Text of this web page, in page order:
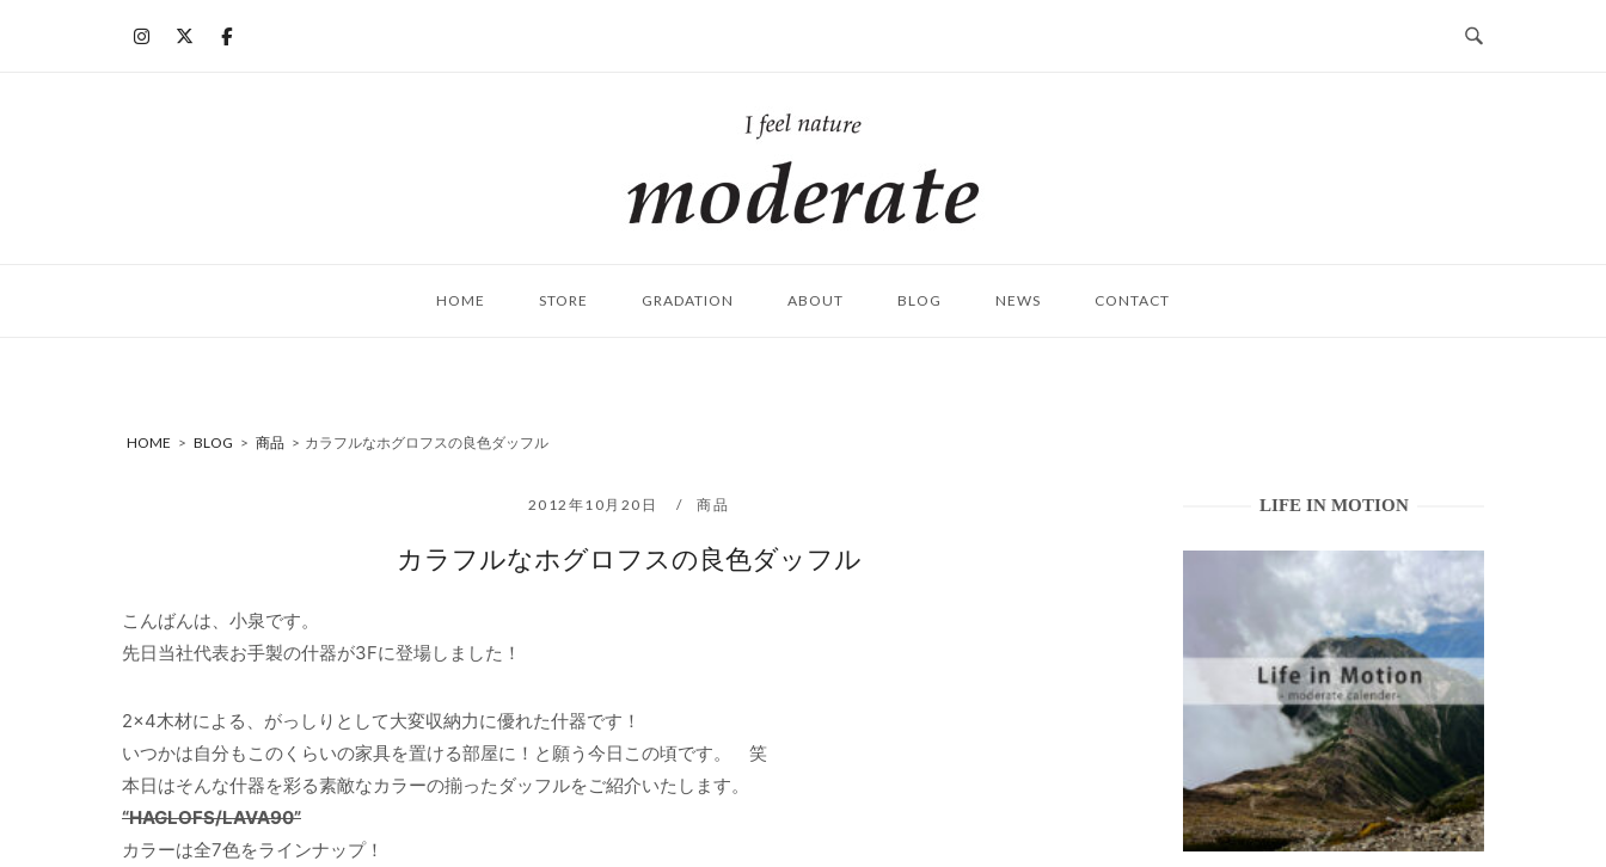
ム
HOME STORE GRADATION ABOUT BLOG NEWS CONTACT
HOME > BLOG > 商品 > カラフルなホグロフスの良色ダッフル
2012年10月20日 商品
カラフルなホグロフスの良色ダッフル
こんばんは、小泉です。
先日当社代表お手製の什器が3Fに登場しました！
2×4木材による、がっしりとして大変収納力に優れた什器です！
いつかは自分もこのくらいの家具を置ける部屋に！と願う今日この頃です。 笑
本日はそんな什器を彩る素敵なカラーの揃ったダッフルをご紹介いたします。
“HAGLOFS/LAVA90”
カラーは全7色をラインナップ！
LIFE IN MOTION